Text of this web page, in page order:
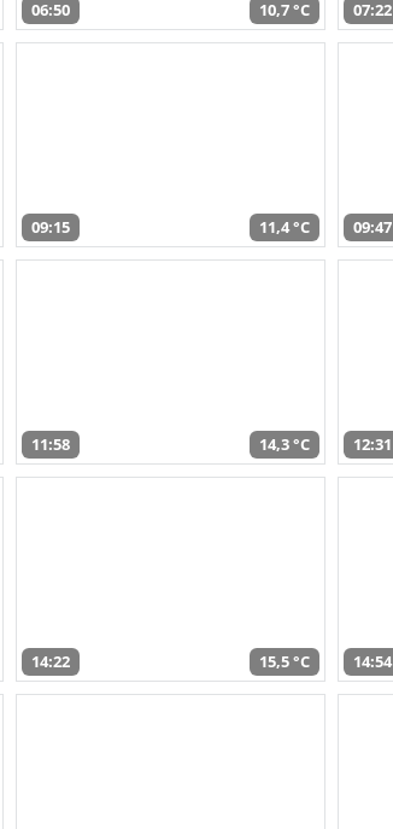
06:50 10,7 °C 07:22
09:15 11,4 °C 09:47
11:58 14,3 °C 12:31
14:22 15,5 °C 14:54